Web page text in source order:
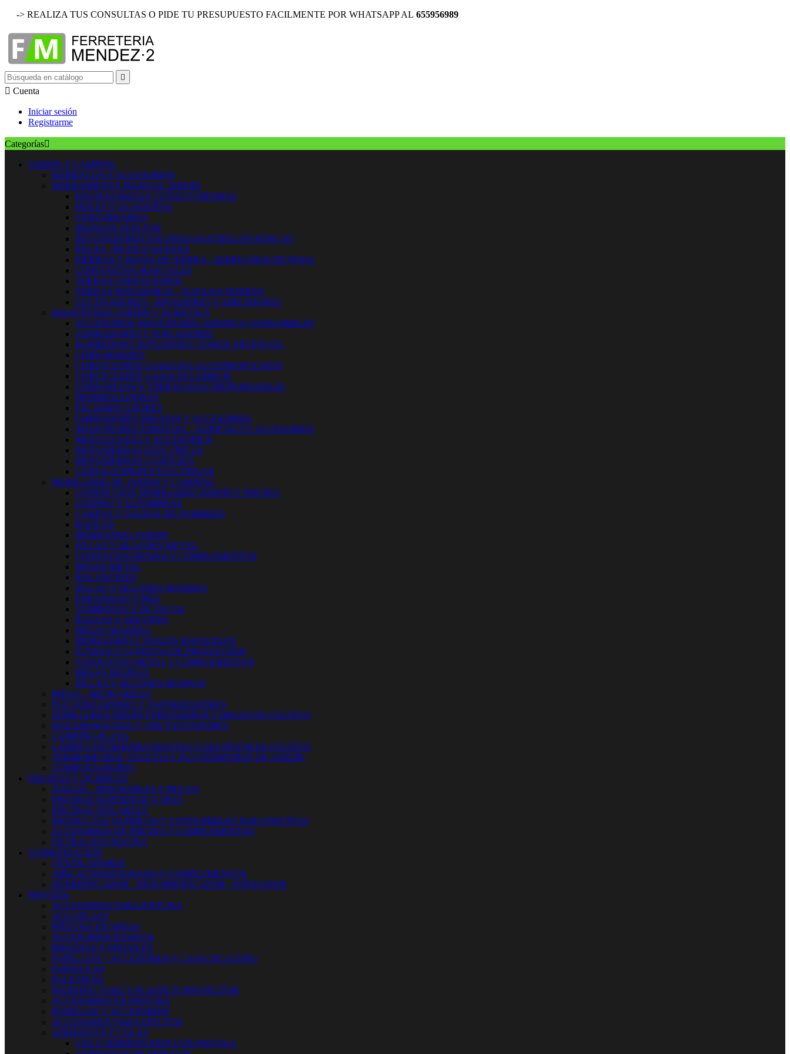
-> REALIZA TUS CONSULTAS O PIDE TU PRESUPUESTO FACILMENTE POR WHATSAPP AL 655956989

 Cuenta
Iniciar sesión
Registrarme
Categorías
JARDIN Y CAMPING
BARBACOA Y ACCESORIOS
HERRAMIENTA MANUAL JARDIN
HACHAS MAZAS CUÑAS Y PIEDRAS
HOCES Y GUADAÑAS
CORTARRAMAS
MANGOS SUELTOS
RECOGEDORES ESCOBAS RASTRILLOS HORCAS
PALAS - PICOS Y AZADAS
SIERRAS Y HOJAS DE SIERRA - SERRUCHOS DE PODA
CORTASETOS MANUALES
TIJERAS CORTACESPED
TIJERAS PODADORAS - NAVAJAS INJERTO
CULTIVADORES - BINADORES Y AIREADORES
MAQUINARIA JARDIN Y AGRICOLA
ACCESORIOS MAQUINARIA JARDIN Y CONSUMIBLES
ASPIRADORES Y SOPLADORES
BARREDORA PEINADORA CESPED ARTIFICIAL
CORTABORDES
CORTACESPED GASOLINA AUTOPROPULSION
CORTACESPED GASOLINA EMPUJE
CORTASETOS Y TIJERAS ELECTROPORTATILES
DESBROZADORAS
ESCARIFICADORES
LIMPIADORES PRESION Y ACCESORIOS
MAQUINARIA FORESTAL - AGRICOLA Y ACCESORIOS
MOTOAZADAS Y ACCESORIOS
MOTOSIERRAS ELECTRICAS
MOTOSIERRAS GASOLINA
CORTACESPEDES ELECTRICOS
MOBILIARIO DE JARDIN Y CAMPING
CONFECCION MOBILIARIO JARDÍN Y PISCINA
COJINES Y ALFOMBRAS
CARPAS Y TOLDOS DE SOMBREO
BANCOS
MOBILIARIO JARDIN
SILLAS Y SILLONES METAL
CONJUNTOS RESINA Y COMPLEMENTOS
MESAS METAL
BALANCINES
SILLAS Y SILLONES MADERA
PARASOLES Y PIES
TUMBONAS Y BUTACAS
BAULES Y ARCONES
MESAS MADERA
MOBILIARIO Y JUEGOS INFANTILES
FUNDAS Y LONETAS DE PROTECCIÓN
CONJUNTOS METAL Y COMPLEMENTOS
MESAS RESINAS
SILLAS Y SILLONES RESINAS
RIEGO - MICRO RIEGO
PULVERIZADORES Y VAPORIZADORES
SEMILLEROS MINIINVERNADEROS Y MESAS DE CULTIVO
MATAMOSQUITOS Y AHUYENTADORES
CAMPING-PLAYA
LÁMINA ANTIHIERBA MANTAS Y GEOTÉXTILES CULTIVO
TERMOMETROS VELETAS Y PLUVIÓMETROS DE JARDÍN
COMPOSTADORES
PISCINAS Y QUIMICOS
JUEGOS - HINCHABLES Y RELAX
PISCINAS SUPERFICIE Y SPAS
PISCINAS INFLABLES
PRODUCTOS QUIMICOS Y CONSUMIBLES PARA PISCINAS
ACCESORIOS DE PISCINA Y COMPLEMENTOS
FILTRACION PISCINA
CLIMATIZACION
VENTILADORES
AIRE ACONDICIONADO Y COMPLEMENTOS
HUMIDIFICADOR - DESUMIDIFICADOR - IONIZADOR
PINTURA
ACCESORIOS PARA PINTURA
AGUAPLAST
PINTURA EN SPRAY
ACCESORIOS BASICOS
BROCHAS Y PINCELES
PAPEL LIJA + ACCESORIOS Y LANA DE ACERO
ESPATULAS
PALETINAS
MASKING TAKE Y PLASTICO PROTECTOR
ACCESORIOS DE PINTURA
RODILLOS Y ACCESORIOS
ACCESORIOS PARA EFECTOS
ADHESIVOS Y COLAS
COLA TERMOFUSION CON PISTOLA